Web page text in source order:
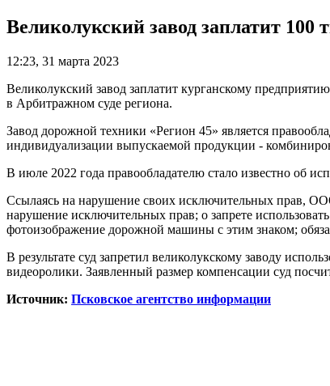
Великолукский завод заплатит
12:23, 31 марта 2023
Великолукский завод заплатит курганскому
в Арбитражном суде региона.
Завод дорожной техники «Регион 45» является
индивидуализации выпускаемой продукции -
В июле 2022 года правообладателю стало известно об
Ссылаясь на нарушение своих исключительных прав,
нарушение исключительных прав; о запрете
фотоизображение дорожной машины с этим знаком;
В результате суд запретил великолукскому заводу
видеоролики. Заявленный размер компенсации суд
Источник: Псковское агентство информации